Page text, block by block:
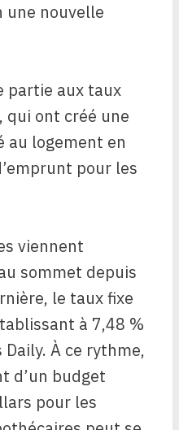
une nouvelle
partie aux taux
qui ont créé une
au logement en
pour les
viennent
sommet depuis
le taux fixe
à 7,48 %
À ce rythme,
d’un budget
pour les